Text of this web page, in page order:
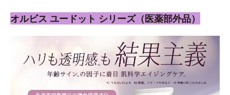
オルビス ユードット シリーズ（医薬部外品）